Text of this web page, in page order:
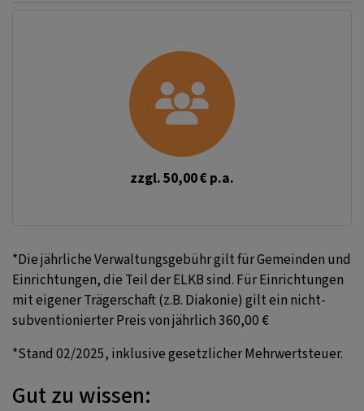
zzgl. 50,00 € p.a.
*Die jährliche Verwaltungsgebühr gilt für Gemeinden und
Einrichtungen, die Teil der ELKB sind. Für Einrichtungen
mit eigener Trägerschaft (z.B. Diakonie) gilt ein nicht-
subventionierter Preis von jährlich 360,00 €
*Stand 02/2025, inklusive gesetzlicher Mehrwertsteuer.
Gut zu wissen: